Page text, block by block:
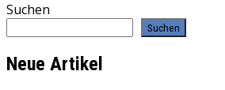
Suchen
Suchen
Neue Artikel